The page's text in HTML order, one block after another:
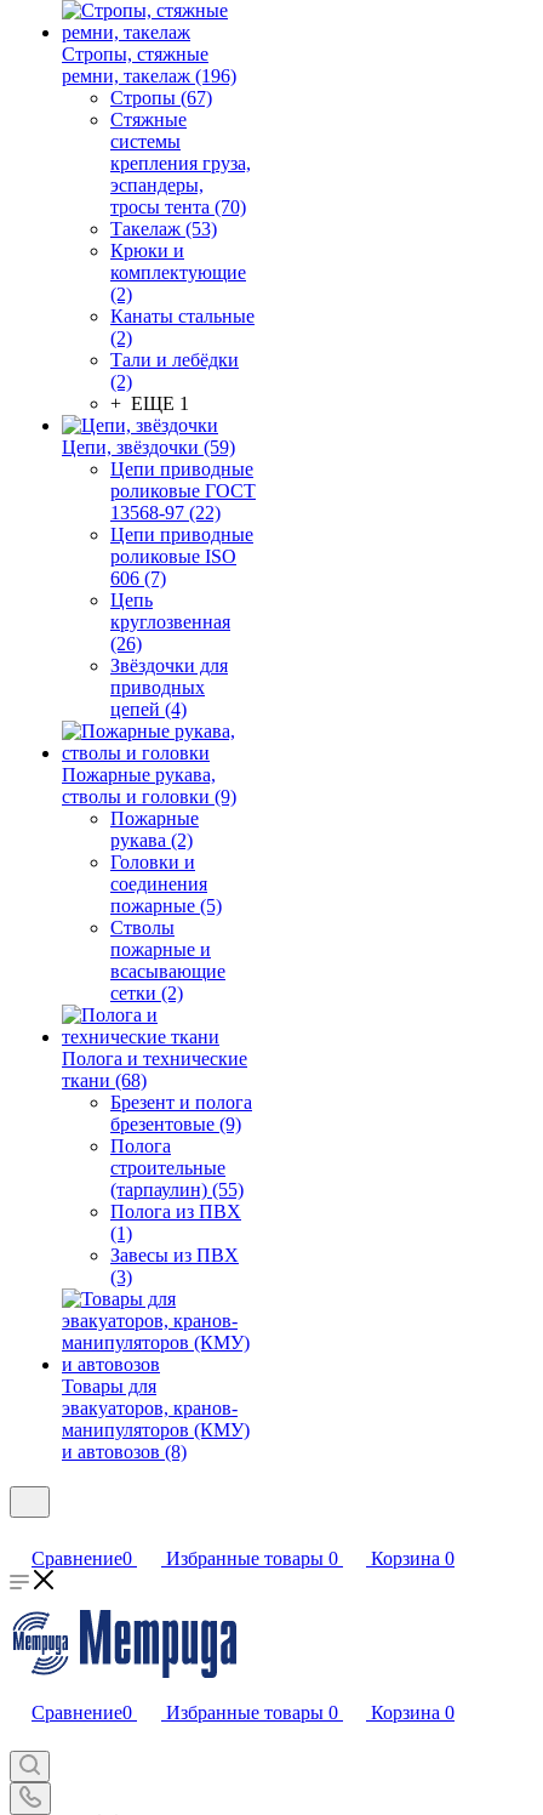
Стропы, стяжные
ремни, такелаж (196)
Стропы (67)
Стяжные
системы
крепления груза,
эспандеры,
тросы тента (70)
Такелаж (53)
Крюки и
комплектующие
(2)
Канаты стальные
(2)
Тали и лебёдки
(2)
+ ЕЩЕ 1
Цепи, звёздочки (59)
Цепи приводные
роликовые ГОСТ
13568-97 (22)
Цепи приводные
роликовые ISO
606 (7)
Цепь
круглозвенная
(26)
Звёздочки для
приводных
цепей (4)
Пожарные рукава,
стволы и головки (9)
Пожарные
рукава (2)
Головки и
соединения
пожарные (5)
Стволы
пожарные и
всасывающие
сетки (2)
Полога и технические
ткани (68)
Брезент и полога
брезентовые (9)
Полога
строительные
(тарпаулин) (55)
Полога из ПВХ
(1)
Завесы из ПВХ
(3)
Товары для
эвакуаторов, кранов-
манипуляторов (КМУ)
и автовозов (8)
Сравнение0 Избранные товары 0 Корзина 0
Сравнение0 Избранные товары 0 Корзина 0